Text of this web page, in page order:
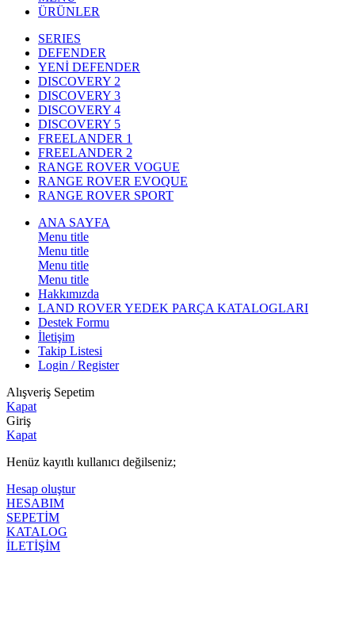
ÜRÜNLER
SERIES
DEFENDER
YENİ DEFENDER
DISCOVERY 2
DISCOVERY 3
DISCOVERY 4
DISCOVERY 5
FREELANDER 1
FREELANDER 2
RANGE ROVER VOGUE
RANGE ROVER EVOQUE
RANGE ROVER SPORT
ANA SAYFA
Menu title
Menu title
Menu title
Menu title
Hakkımızda
LAND ROVER YEDEK PARÇA KATALOGLARI
Destek Formu
İletişim
Takip Listesi
Login / Register
Alışveriş Sepetim
Kapat
Giriş
Kapat
Henüz kayıtlı kullanıcı değilseniz;
Hesap oluştur
HESABIM
SEPETİM
KATALOG
İLETİŞİM